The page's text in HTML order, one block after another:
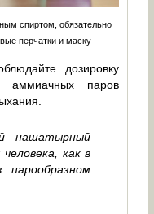
спиртом, обязательно
перчатки и маску
дозировку
аммиачных паров
нашатырный
как в